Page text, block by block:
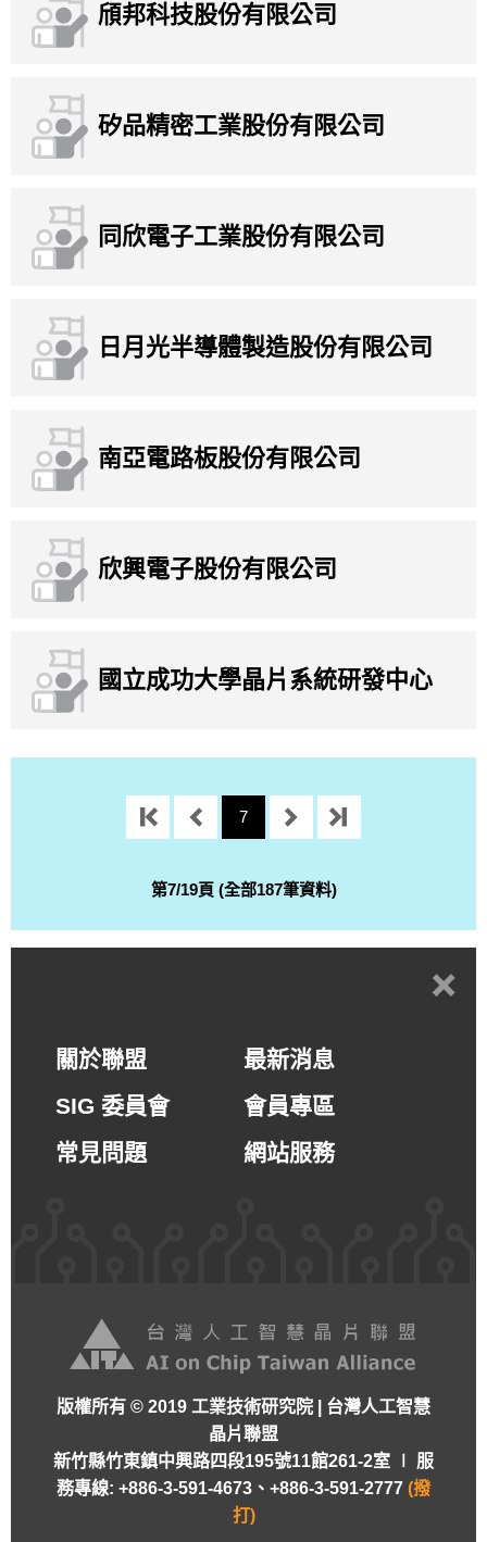
頎邦科技股份有限公司
矽品精密工業股份有限公司
同欣電子工業股份有限公司
日月光半導體製造股份有限公司
南亞電路板股份有限公司
欣興電子股份有限公司
國立成功大學晶片系統研發中心
7
第7/19頁 (全部187筆資料)
+
關於聯盟
最新消息
SIG 委員會
會員專區
常見問題
網站服務
版權所有 © 2019 工業技術研究院 | 台灣人工智慧
晶片聯盟
新竹縣竹東鎮中興路四段195號11館261-2室 ∣ 服
務專線: +886-3-591-4673、+886-3-591-2777 (撥
打)